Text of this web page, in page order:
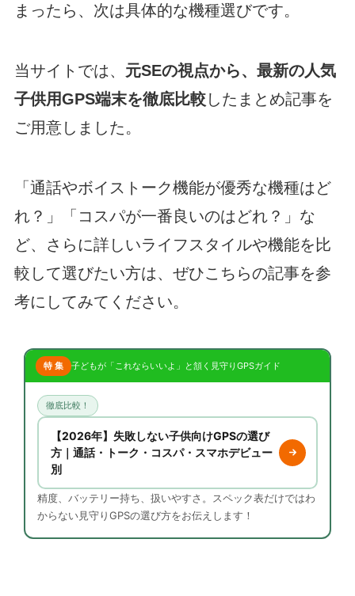
まったら、次は具体的な機種選びです。
当サイトでは、 元SEの視点から、最新の人気
子供用GPS端末を徹底比較したまとめ記事を
ご用意しました。
「通話やボイストーク機能が優秀な機種はど
れ？」「コスパが一番良いのはどれ？」な
ど、さらに詳しいライフスタイルや機能を比
較して選びたい方は、ぜひこちらの記事を参
考にしてみてください。
特 集 子どもが「これならいいよ」と頷く見守りGPSガイド
徹底比較！
【2026年】失敗しない子供向けGPSの選び
方｜通話・トーク・コスパ・スマホデビュー
別
精度、バッテリー持ち、扱いやすさ。スペック表だけではわ
からない見守りGPSの選び方をお伝えします！